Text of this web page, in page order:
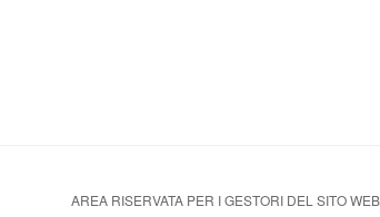
AREA RISERVATA PER I GESTORI DEL SITO WEB